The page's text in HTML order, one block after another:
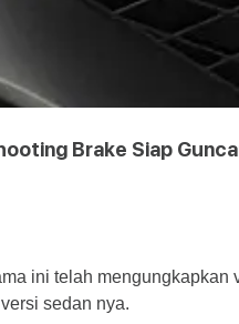
Brake Siap
ini telah
sedan nya.